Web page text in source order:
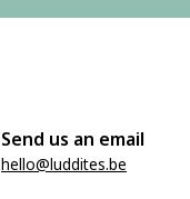
Send us an email
hello@luddites.be